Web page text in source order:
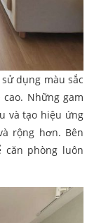
sử dụng màu sắc
Những gam
và tạo hiệu ứng
rộng hơn. Bên
căn phòng luôn